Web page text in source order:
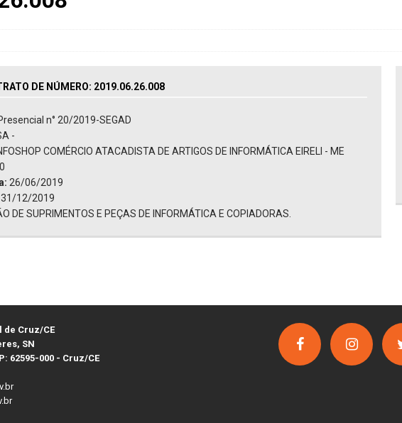
DE NÚMERO: 2019.06.26.008
n° 20/2019-SEGAD
-
COMÉRCIO ATACADISTA DE ARTIGOS DE INFORMÁTICA EIRELI - ME
26/06/2019
31/12/2019
DE SUPRIMENTOS E PEÇAS DE INFORMÁTICA E COPIADORAS.
Cruz/CE
SN
62595-000 - Cruz/CE